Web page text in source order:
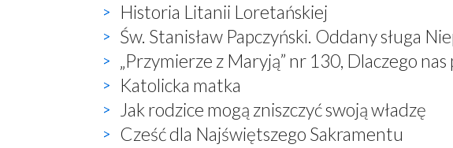
Historia Litanii Loretańskiej
Św. Stanisław Papczyński. Oddany sługa
„Przymierze z Maryją” nr 130, Dlaczego nas
Katolicka matka
Jak rodzice mogą zniszczyć swoją władzę
Cześć dla Najświętszego Sakramentu